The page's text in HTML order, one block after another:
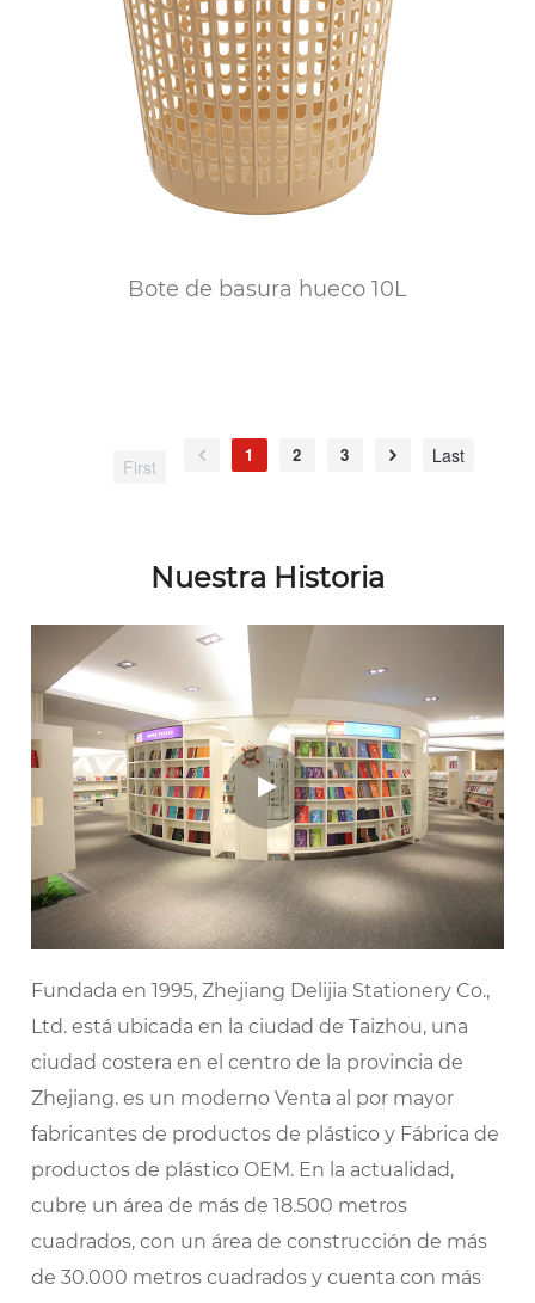
Bote de basura hueco 10L
First
1 2 3 Last
Nuestra Historia
Fundada en 1995, Zhejiang Delijia Stationery Co.,
Ltd. está ubicada en la ciudad de Taizhou, una
ciudad costera en el centro de la provincia de
Zhejiang. es un modernoVenta al por mayor
fabricantes de productos de plásticoy Fábrica de
productos de plástico OEM. En la actualidad,
cubre un área de más de 18.500 metros
cuadrados, con un área de construcción de más
de 30.000 metros cuadrados y cuenta con más